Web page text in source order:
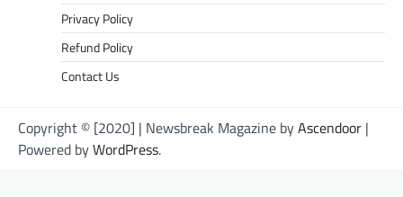
Privacy Policy
Refund Policy
Contact Us
Copyright © [2020] | Newsbreak Magazine byAscendoor |
Powered byWordPress.